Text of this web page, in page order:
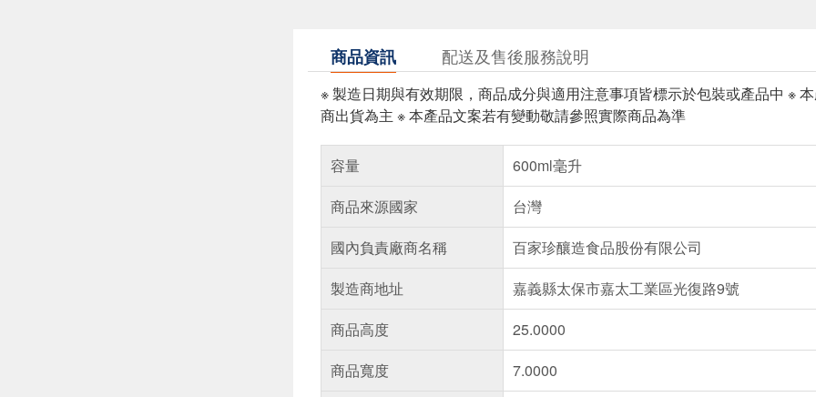
商品資訊 配送及售後服務說明
※ 製造日期與有效期限，商品成分與適用注意事項皆標示於包裝或產品中 ※
商出貨為主 ※ 本產品文案若有變動敬請參照實際商品為準
容量
600ml毫升
商品來源國家
台灣
國內負責廠商名稱
百家珍釀造食品股份有限公司
製造商地址
嘉義縣太保市嘉太工業區光復路9號
商品高度
25.0000
商品寬度
7.0000